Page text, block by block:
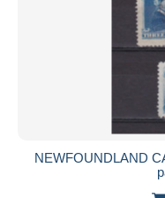
NEWFOUNDLAND